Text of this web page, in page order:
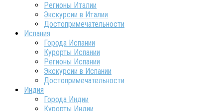
Регионы Италии
Экскурсии в Италии
Достопримечательности
Испания
Города Испании
Курорты Испании
Регионы Испании
Экскурсии в Испании
Достопримечательности
Индия
Города Индии
Курорты Индии